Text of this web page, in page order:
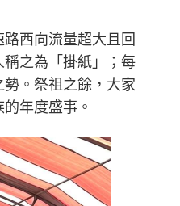
西向流量超大且回
之為「掛紙」；每
。祭祖之餘，大家
年度盛事。